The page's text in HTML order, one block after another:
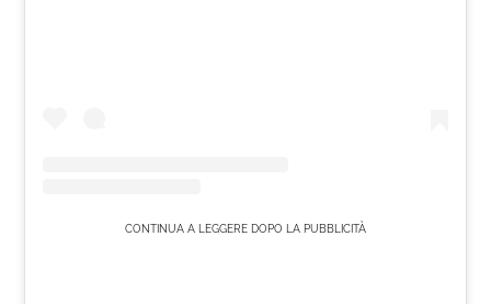
CONTINUA A LEGGERE DOPO LA PUBBLICITÀ